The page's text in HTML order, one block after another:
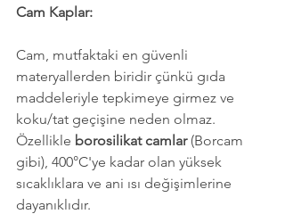
Cam Kaplar:
Cam, mutfaktaki en güvenli
materyallerden biridir çünkü gıda
maddeleriyle tepkimeye girmez ve
koku/tat geçişine neden olmaz.
Özellikle borosilikat camlar (Borcam
gibi), 400°C'ye kadar olan yüksek
sıcaklıklara ve ani ısı değişimlerine
dayanıklıdır.